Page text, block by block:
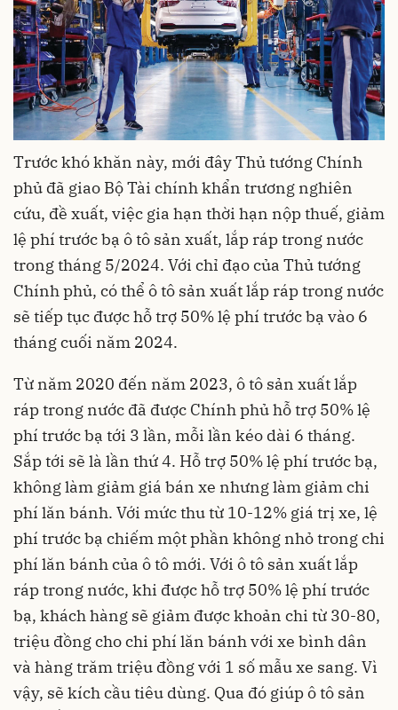
Trước khó khăn này, mới đây Thủ tướng Chính
phủ đã giao Bộ Tài chính khẩn trương nghiên
cứu, đề xuất, việc gia hạn thời hạn nộp thuế, giảm
lệ phí trước bạ ô tô sản xuất, lắp ráp trong nước
trong tháng 5/2024. Với chỉ đạo của Thủ tướng
Chính phủ, có thể ô tô sản xuất lắp ráp trong nước
sẽ tiếp tục được hỗ trợ 50% lệ phí trước bạ vào 6
tháng cuối năm 2024.
Từ năm 2020 đến năm 2023, ô tô sản xuất lắp
ráp trong nước đã được Chính phủ hỗ trợ 50% lệ
phí trước bạ tới 3 lần, mỗi lần kéo dài 6 tháng.
Sắp tới sẽ là lần thứ 4. Hỗ trợ 50% lệ phí trước bạ,
không làm giảm giá bán xe nhưng làm giảm chi
phí lăn bánh. Với mức thu từ 10-12% giá trị xe, lệ
phí trước bạ chiếm một phần không nhỏ trong chi
phí lăn bánh của ô tô mới. Với ô tô sản xuất lắp
ráp trong nước, khi được hỗ trợ 50% lệ phí trước
bạ, khách hàng sẽ giảm được khoản chi từ 30-80,
triệu đồng cho chi phí lăn bánh với xe bình dân
và hàng trăm triệu đồng với 1 số mẫu xe sang. Vì
vậy, sẽ kích cầu tiêu dùng. Qua đó giúp ô tô sản